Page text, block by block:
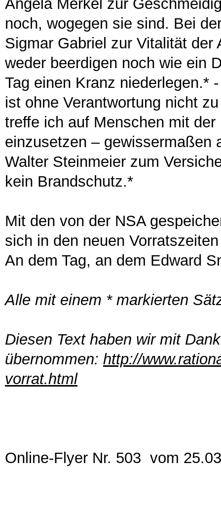
Angela Merkel zur
noch, wogegen sie sind. Bei
Sigmar Gabriel zur Vitalität der
weder beerdigen noch wie ein
Tag einen Kranz niederlegen.*
ist ohne Verantwortung nicht
treffe ich auf Menschen mit
einzusetzen – gewissermaßen
Walter Steinmeier zum
kein Brandschutz.*
Mit den von der NSA
sich in den neuen
An dem Tag, an dem Edward
Alle mit einem * markierten
Diesen Text haben wir mit
übernommen: http://
vorrat.html
Online-Flyer Nr. 503 vom